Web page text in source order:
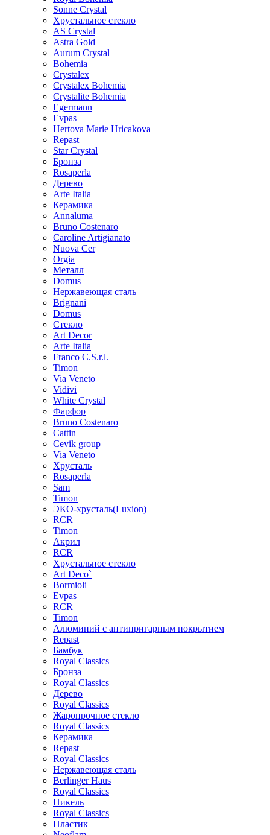
Sonne Crystal
Хрустальное стекло
AS Crystal
Astra Gold
Aurum Crystal
Bohemia
Crystalex
Crystalex Bohemia
Crystalite Bohemia
Egermann
Evpas
Hertova Marie Hricakova
Repast
Star Crystal
Бронза
Rosaperla
Дерево
Arte Italia
Керамика
Annaluma
Bruno Costenaro
Caroline Artigianato
Nuova Cer
Orgia
Металл
Domus
Нержавеющая сталь
Brignani
Domus
Стекло
Art Decor
Arte Italia
Franco C.S.r.l.
Timon
Via Veneto
Vidivi
White Crystal
Фарфор
Bruno Costenaro
Cattin
Cevik group
Via Veneto
Хрусталь
Rosaperla
Sam
Timon
ЭКО-хрусталь(Luxion)
RCR
Timon
Акрил
RCR
Хрустальное стекло
Art Deco`
Bormioli
Evpas
RCR
Timon
Алюминий с антипригарным покрытием
Repast
Бамбук
Royal Classics
Бронза
Royal Classics
Дерево
Royal Classics
Жаропрочное стекло
Royal Classics
Керамика
Repast
Royal Classics
Нержавеющая сталь
Berlinger Haus
Royal Classics
Никель
Royal Classics
Пластик